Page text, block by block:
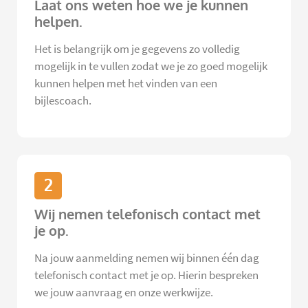
Laat ons weten hoe we je kunnen
helpen.
Het is belangrijk om je gegevens zo volledig
mogelijk in te vullen zodat we je zo goed mogelijk
kunnen helpen met het vinden van een
bijlescoach.
2
Wij nemen telefonisch contact met
je op.
Na jouw aanmelding nemen wij binnen één dag
telefonisch contact met je op. Hierin bespreken
we jouw aanvraag en onze werkwijze.